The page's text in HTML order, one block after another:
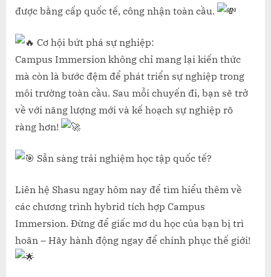
được bằng cấp quốc tế, công nhận toàn cầu.
Cơ hội bứt phá sự nghiệp:
Campus Immersion không chỉ mang lại kiến thức
mà còn là bước đệm để phát triển sự nghiệp trong
môi trường toàn cầu. Sau mỗi chuyến đi, bạn sẽ trở
về với năng lượng mới và kế hoạch sự nghiệp rõ
ràng hơn!
Sẵn sàng trải nghiệm học tập quốc tế?
Liên hệ Shasu ngay hôm nay để tìm hiểu thêm về
các chương trình hybrid tích hợp Campus
Immersion. Đừng để giấc mơ du học của bạn bị trì
hoãn – Hãy hành động ngay để chinh phục thế giới!